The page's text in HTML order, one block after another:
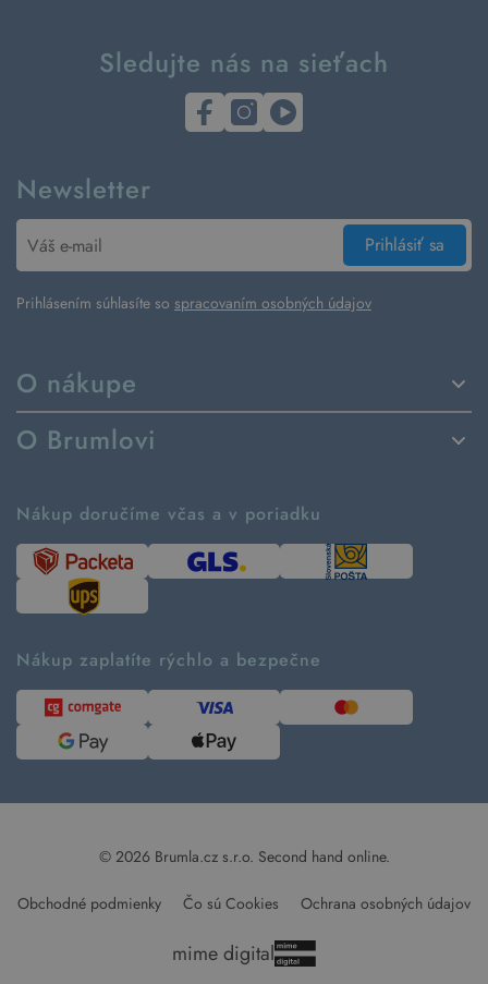
O nákupe
Spôsoby dodania a platby
Vrátenie tovaru a reklamácia
Návod ako nakupovať
Tabuľka veľkostí
Predávané značky
Kontakt
O Brumlovi
Ako tvoríme second hand
Časté otázky
Kde pomáhame
Udržateľnosť
Blog
Pre médiá
Sledujte nás na sieťach
Newsletter
Prihlásiť sa
Prihlásením súhlasíte so spracovaním osobných údajov
Nákup doručíme včas a v poriadku
Nákup zaplatíte rýchlo a bezpečne
© 2026 Brumla.cz s.r.o. Second hand online.
Obchodné podmienky Čo sú Cookies Ochrana osobných údajov
mime digital